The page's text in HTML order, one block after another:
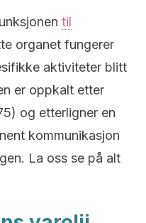
til
organet fungerer
aktiviteter blitt
er oppkalt etter
og etterligner en
kommunikasjon
La oss se på alt